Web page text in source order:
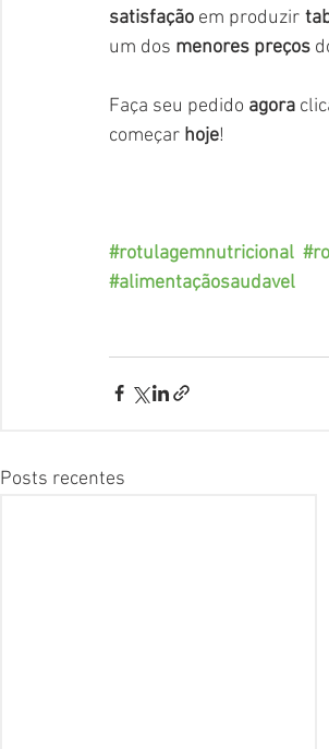
satisfação em produzir
um dos menores preços
Faça seu pedido agora
começar hoje!
#rotulagemnutricional
#alimentaçãosaudavel
Posts recentes